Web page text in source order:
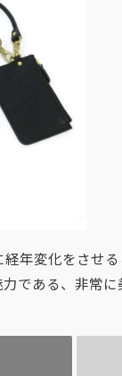
年変化をさせ
である、非常に